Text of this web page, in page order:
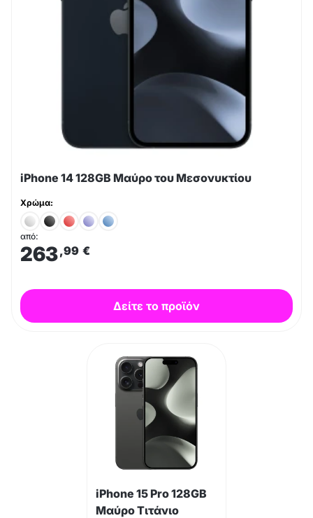
iPhone 14 128GB Μαύρο του Μεσονυκτίου
Χρώμα:
από:
263,99 €
Δείτε το προϊόν
iPhone 15 Pro 128GB
Μαύρο Τιτάνιο